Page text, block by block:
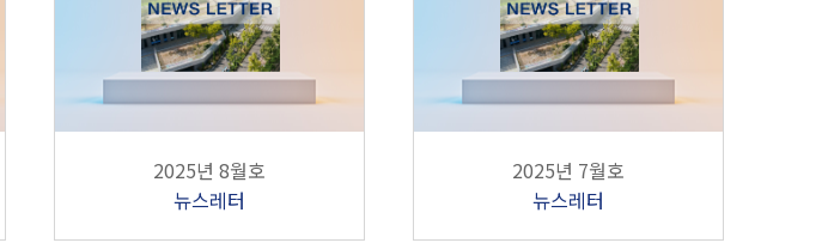
2025년 8월호
뉴스레터
2025년 7월호
뉴스레터